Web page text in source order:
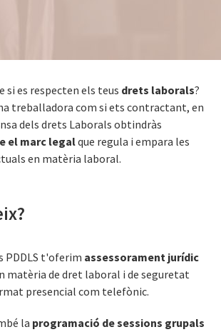
si es respecten els teus drets laborals?
treballadora com si ets contractant, en
dels drets Laborals obtindràs
el marc legalque regula i empara les
en matèria laboral.
PDDLS t'oferim assessorament jurídic
matèria de dret laboral i de seguretat
presencial com telefònic.
la programació de sessions grupals